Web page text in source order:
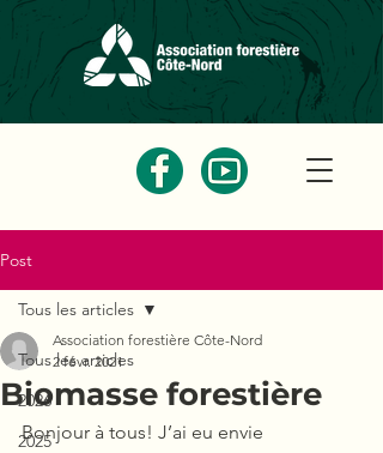
Post
Tous les articles
2026
2025
Tous les articles
Biomasse forestière
Association forestière Côte-Nord
2 févr. 2021
Bonjour à tous! J’ai eu envie